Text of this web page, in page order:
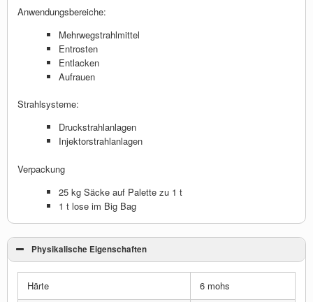
Anwendungsbereiche:
Mehrwegstrahlmittel
Entrosten
Entlacken
Aufrauen
Strahlsysteme:
Druckstrahlanlagen
Injektorstrahlanlagen
Verpackung
25 kg Säcke auf Palette zu 1 t
1 t lose im Big Bag
Physikalische Eigenschaften
Härte 6 mohs